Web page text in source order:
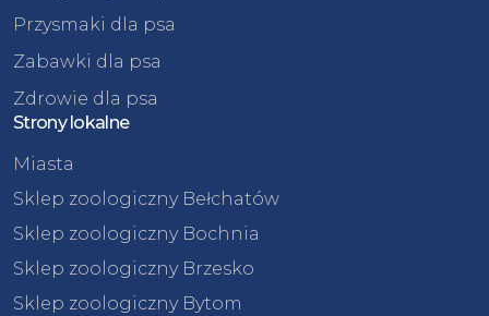
Przysmaki dla psa
Zabawki dla psa
Zdrowie dla psa
Strony lokalne
Miasta
Sklep zoologiczny Bełchatów
Sklep zoologiczny Bochnia
Sklep zoologiczny Brzesko
Sklep zoologiczny Bytom